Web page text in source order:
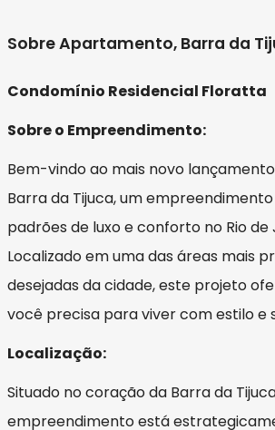
Sobre Apartamento, Barra da
Condomínio Residencial Floratta
Sobre o Empreendimento:
Bem-vindo ao mais novo
Barra da Tijuca, um
padrões de luxo e conforto no Rio de
Localizado em uma das áreas mais
desejadas da cidade, este projeto
você precisa para viver com estilo e
Localização:
Situado no coração da Barra da
empreendimento está